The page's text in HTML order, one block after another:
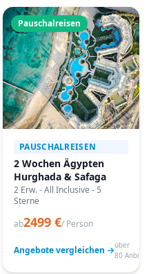
Pauschalreisen
PAUSCHALREISEN
2 Wochen Ägypten
Hurghada & Safaga
2 Erw. - All Inclusive - 5
Sterne
ab2499 €/ Person
Angebote vergleichen →über
80